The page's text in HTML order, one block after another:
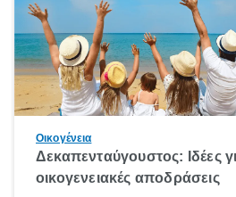
Οικογένεια
Δεκαπενταύγουστος: Ιδέες
οικογενειακές αποδράσεις